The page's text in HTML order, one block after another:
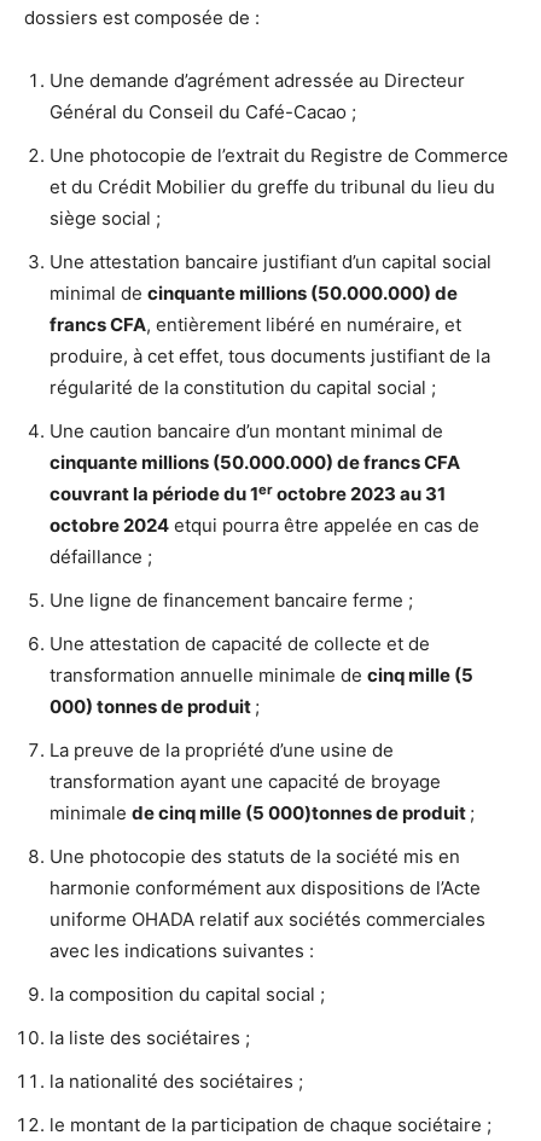
dossiers est composée de :
Une demande d’agrément adressée au Directeur
Général du Conseil du Café-Cacao ;
Une photocopie de l’extrait du Registre de Commerce
et du Crédit Mobilier du greffe du tribunal du lieu du
siège social ;
Une attestation bancaire justifiant d’un capital social
minimal de cinquante millions (50.000.000) de
francs CFA, entièrement libéré en numéraire, et
produire, à cet effet, tous documents justifiant de la
régularité de la constitution du capital social ;
Une caution bancaire d’un montant minimal de
cinquante millions (50.000.000) de francs CFA
couvrant la période du 1er octobre 2023 au 31
octobre 2024 etqui pourra être appelée en cas de
défaillance ;
Une ligne de financement bancaire ferme ;
Une attestation de capacité de collecte et de
transformation annuelle minimale de cinq mille (5
000) tonnes de produit ;
La preuve de la propriété d’une usine de
transformation ayant une capacité de broyage
minimale de cinq mille (5 000)tonnes de produit ;
Une photocopie des statuts de la société mis en
harmonie conformément aux dispositions de l’Acte
uniforme OHADA relatif aux sociétés commerciales
avec les indications suivantes :
la composition du capital social ;
la liste des sociétaires ;
la nationalité des sociétaires ;
le montant de la participation de chaque sociétaire ;